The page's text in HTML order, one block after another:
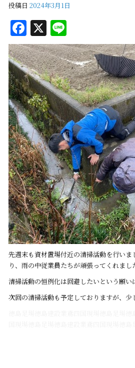
投稿日 2024年3月1日
F
a
c
e
b
o
o
k
X
n
e
先週末も資材置場付近の清掃活動を行い
り、雨の中従業員たちが頑張ってくれまし
清掃活動の恒例化は回避したいという願
次回の清掃活動も予定しておりますが、